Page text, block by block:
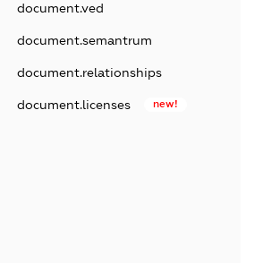
document.ved
document.semantrum
document.relationships
document.licenses new!